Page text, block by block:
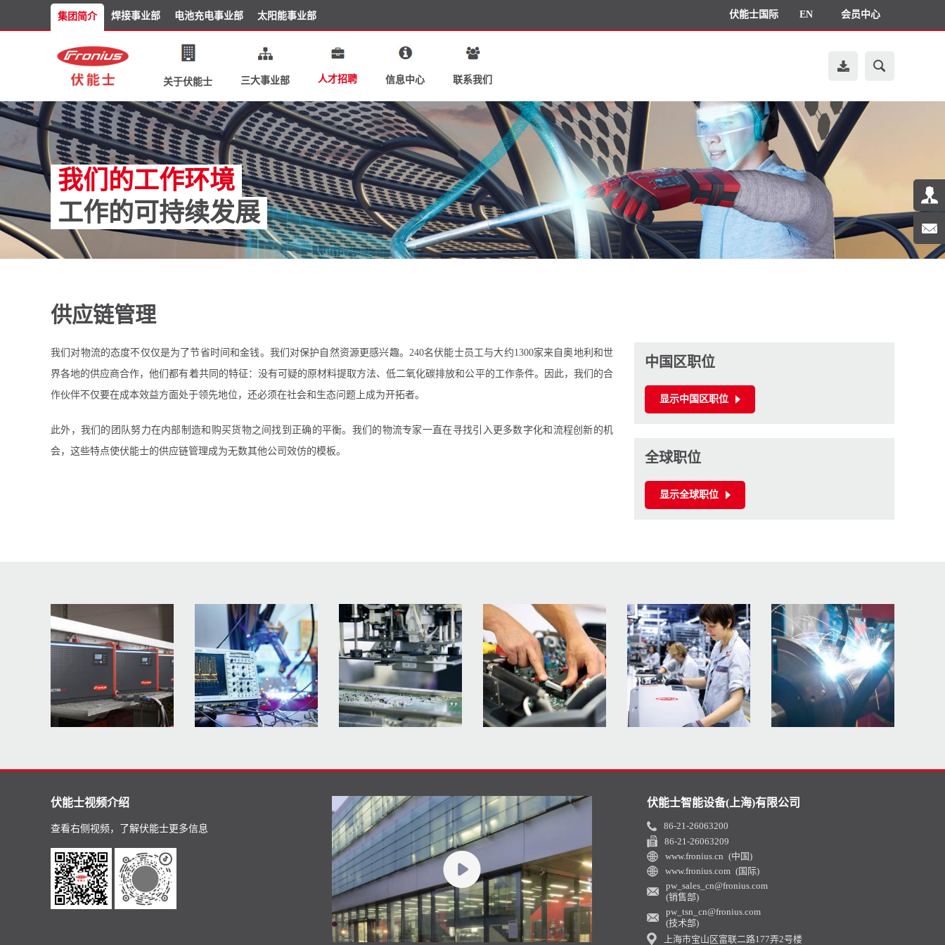
集团简介 焊接事业部 电池充电事业部 太阳能事业部 伏能士国际 EN 会员中心
关于伏能士 三大事业部 人才招聘 信息中心 联系我们
我们的工作环境
工作的可持续发展
供应链管理
我们对物流的态度不仅仅是为了节省时间和金钱。我们对保护自然资源更感兴趣。240名伏能士员工与大约1300家来自奥地利和世
界各地的供应商合作，他们都有着共同的特征：没有可疑的原材料提取方法、低二氧化碳排放和公平的工作条件。因此，我们的合
作伙伴不仅要在成本效益方面处于领先地位，还必须在社会和生态问题上成为开拓者。
此外，我们的团队努力在内部制造和购买货物之间找到正确的平衡。我们的物流专家一直在寻找引入更多数字化和流程创新的机
会，这些特点使伏能士的供应链管理成为无数其他公司效仿的模板。
中国区职位
显示中国区职位
全球职位
显示全球职位
伏能士视频介绍
查看右侧视频，了解伏能士更多信息
伏能士智能设备(上海)有限公司
86-21-26063200
86-21-26063209
www.fronius.cn (中国)
www.fronius.com (国际)
pw_sales_cn@fronius.com
(销售部)
pw_tsn_cn@fronius.com
(技术部)
上海市宝山区富联二路177弄2号楼